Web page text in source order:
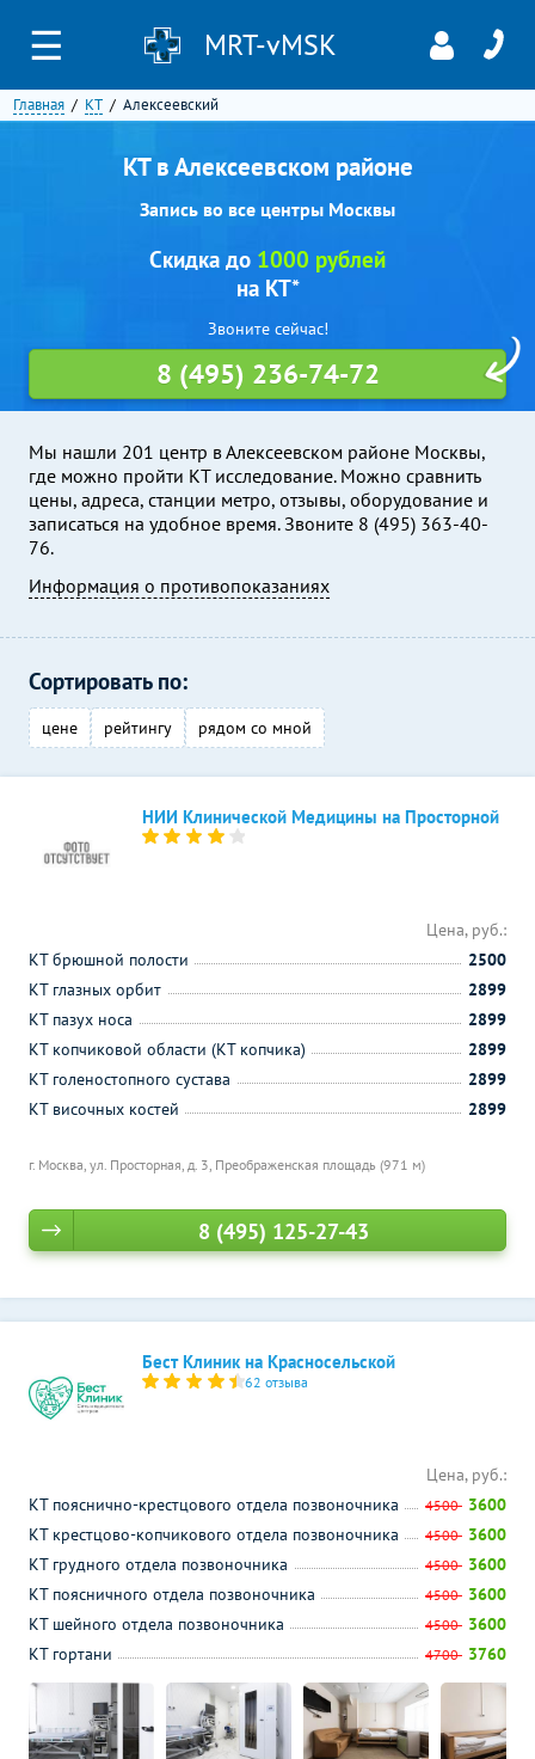
☰ MRT-vMSK
Главная КТ Алексеевский
КТ в Алексеевском районе
Запись во все центры Москвы
Мы нашли 201 центр в Алексеевском районе Москвы,
где можно пройти КТ исследование. Можно сравнить
цены, адреса, станции метро, отзывы, оборудование и
записаться на удобное время. Звоните 8 (495) 363-40-
76.
Информация о противопоказаниях
Скидка до 1000 рублей
на КТ*
Звоните сейчас!
8 (495) 236-74-72
Сортировать по:
цене рейтингу рядом со мной
НИИ Клинической Медицины на Просторной
г. Москва, ул. Просторная, д. 3, Преображенская площадь (971 м)
Цена, руб.:
КТ брюшной полости
2500
КТ глазных орбит
2899
КТ пазух носа
2899
КТ копчиковой области (КТ копчика)
2899
КТ голеностопного сустава
2899
КТ височных костей
2899
8 (495) 125-27-43
Бест Клиник на Красносельской
62 отзыва
Цена, руб.:
КТ пояснично-крестцового отдела позвоночника
4500 3600
КТ крестцово-копчикового отдела позвоночника
4500 3600
КТ грудного отдела позвоночника
4500 3600
КТ поясничного отдела позвоночника
4500 3600
КТ шейного отдела позвоночника
4500 3600
КТ гортани
4700 3760